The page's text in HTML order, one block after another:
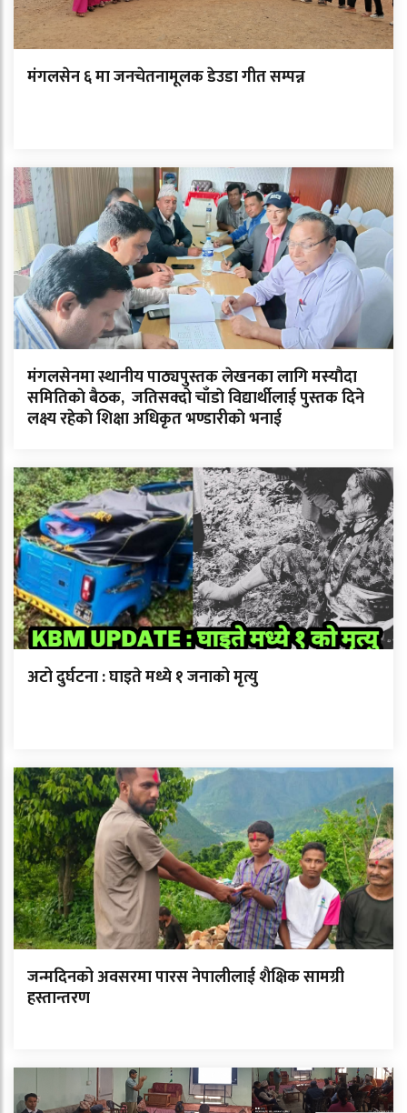
मंगलसेन ६ मा जनचेतनामूलक डेउडा गीत सम्पन्न
मंगलसेनमा स्थानीय पाठ्यपुस्तक लेखनका लागि मस्याैदा
समितिकाे बैठक, जतिसक्दो चाँडाे विद्यार्थीलाई पुस्तक दिने
लक्ष्य रहेकाे शिक्षा अधिकृत भण्डारीकाे भनाई
अटो दुर्घटना : घाइते मध्ये १ जनाको मृत्यु
जन्मदिनको अवसरमा पारस नेपालीलाई शैक्षिक सामग्री
हस्तान्तरण